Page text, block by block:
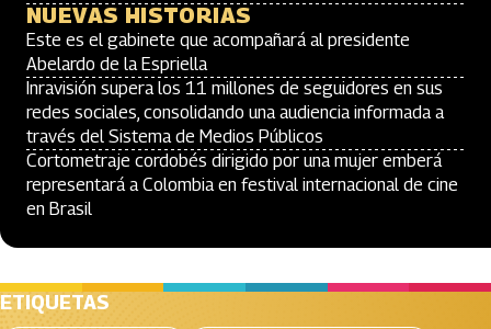
NUEVAS HISTORIAS
Este es el gabinete que acompañará al presidente
Abelardo de la Espriella
Inravisión supera los 11 millones de seguidores en sus
redes sociales, consolidando una audiencia informada a
través del Sistema de Medios Públicos
Cortometraje cordobés dirigido por una mujer emberá
representará a Colombia en festival internacional de cine
en Brasil
ETIQUETAS